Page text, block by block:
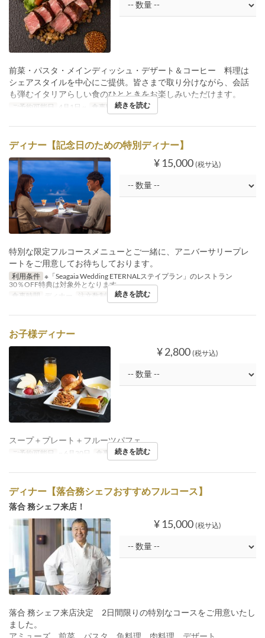
前菜・パスタ・メインディッシュ・デザート＆コーヒー 料理は
シェアスタイルを中心にご提供。皆さまで取り分けながら、会話
も弾むイタリアらしい食のひとときをお楽しみいただけます。
ご予約可能日 4月1日 ~ 食事時間 ディナー
続きを読む
ディナー【記念日のための特別ディナー】
¥ 15,000 (税サ込)
特別な限定フルコースメニューとご一緒に、アニバーサリープレ
ートをご用意してお待ちしております。
利用条件 ※「Seagaia Wedding ETERNALステイプラン」のレストラン
30％OFF特典は対象外となります
食事時間
ディナー 注文数制限 2 ~
続きを読む
お子様ディナー
¥ 2,800 (税サ込)
スープ＋プレート＋フルーツパフェ
ご予約可能日 ~ 6月30日 食事時間 ディナー
続きを読む
ディナー【落合務シェフおすすめフルコース】
落合 務シェフ来店！
¥ 15,000 (税サ込)
落合 務シェフ来店決定 2日間限りの特別なコースをご用意いたし
ました。
アミューズ、前菜、パスタ、魚料理、肉料理、デザート